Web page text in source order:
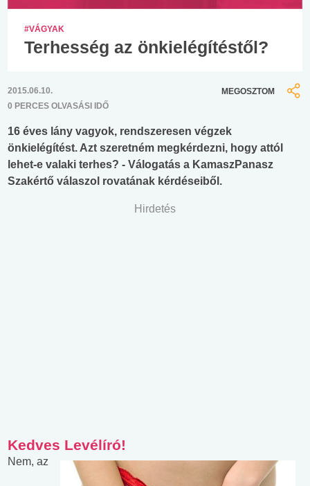
#VÁGYAK
Terhesség az önkielégítéstől?
2015.06.10.
0 PERCES OLVASÁSI IDŐ
MEGOSZTOM
16 éves lány vagyok, rendszeresen végzek
önkielégítést. Azt szeretném megkérdezni, hogy attól
lehet-e valaki terhes? - Válogatás a KamaszPanasz
Szakértő válaszol rovatának kérdéseiből.
Hirdetés
Kedves Levélíró!
Nem, az